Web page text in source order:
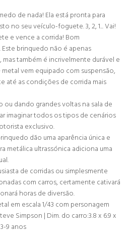
de nada! Ela está pronta para
no seu veículo-foguete. 3, 2, 1... Vai!
e vence a corrida! Bom
brinquedo não é apenas
também é incrivelmente durável e
vem equipado com suspensão,
até as condições de corrida mais
dando grandes voltas na sala de
imaginar todos os tipos de cenários
exclusivo.
dão uma aparência única e
metálica ultrassónica adiciona uma
de corridas ou simplesmente
com carros, certamente cativará
horas de diversão.
em escala 1/43 com personagem
Simpson | Dim. do carro:3.8 x 6.9 x
9 anos